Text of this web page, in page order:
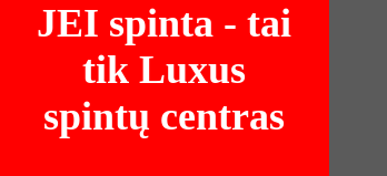
JEI spinta - tai
tik Luxus
spintų centras